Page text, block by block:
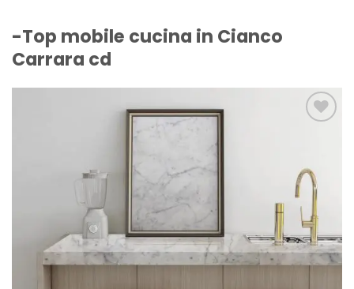
-Top mobile cucina in Cianco
Carrara cd
alla lista
dei
desideri